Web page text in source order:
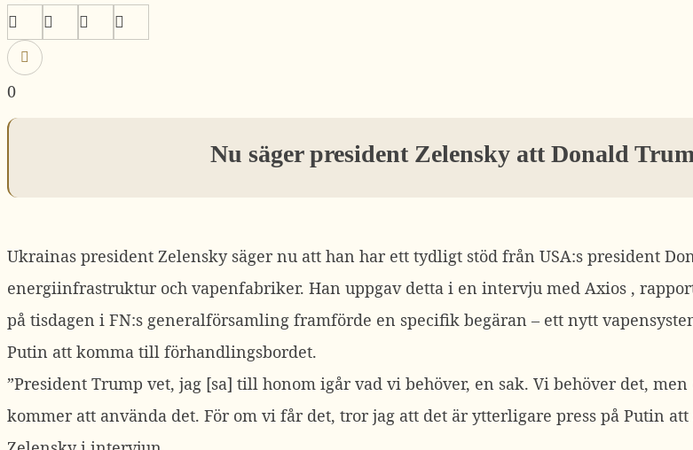
0
Nu säger president Zelensky att Donald
Ukrainas president Zelensky säger nu att han har ett tydligt stöd från USA:s president
energiinfrastruktur och vapenfabriker. Han uppgav detta i en intervju med Axios ,
på tisdagen i FN:s generalförsamling framförde en specifik begäran – ett nytt
Putin att komma till förhandlingsbordet.
”President Trump vet, jag [sa] till honom igår vad vi behöver, en sak. Vi behöver det,
kommer att använda det. För om vi får det, tror jag att det är ytterligare press på Putin att